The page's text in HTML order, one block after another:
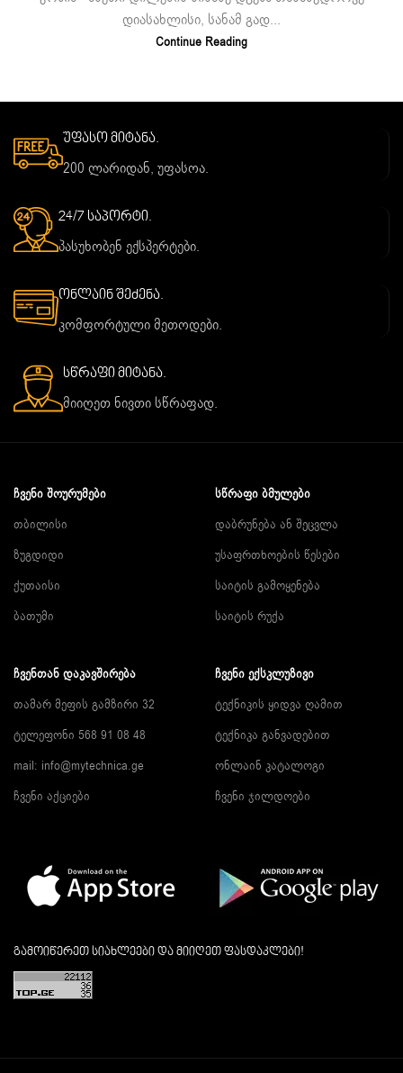
დიასახლისი, სანამ გად...
Continue Reading
უფასო მიტანა.
200 ლარიდან, უფასოა.
24/7 საპორტი.
პასუხობენ ექსპერტები.
ონლაინ შეძენა.
კომფორტული მეთოდები.
სწრაფი მიტანა.
მიიღეთ ნივთი სწრაფად.
ᲩᲕᲔᲜᲘ ᲨᲝᲣᲠᲣᲛᲔᲑᲘ
თბილისი
ზუგდიდი
ქუთაისი
ბათუმი
ᲡᲬᲠᲐᲤᲘ ᲑᲛᲣᲚᲔᲑᲘ
დაბრუნება ან შეცვლა
უსაფრთხოების წესები
საიტის გამოყენება
საიტის რუქა
ᲩᲕᲔᲜᲗᲐᲜ ᲓᲐᲙᲐᲕᲨᲘᲠᲔᲑᲐ
თამარ მეფის გამზირი 32
ტელეფონი 568 91 08 48
mail: info@mytechnica.ge
ჩვენი აქციები
ᲩᲕᲔᲜᲘ ᲔᲥᲡᲙᲚᲣᲖᲘᲕᲘ
ტექნიკის ყიდვა ღამით
ტექნიკა განვადებით
ონლაინ კატალოგი
ჩვენი ჯილდოები
გამოიწერეთ სიახლეები და მიიღეთ ფასდაკლები!